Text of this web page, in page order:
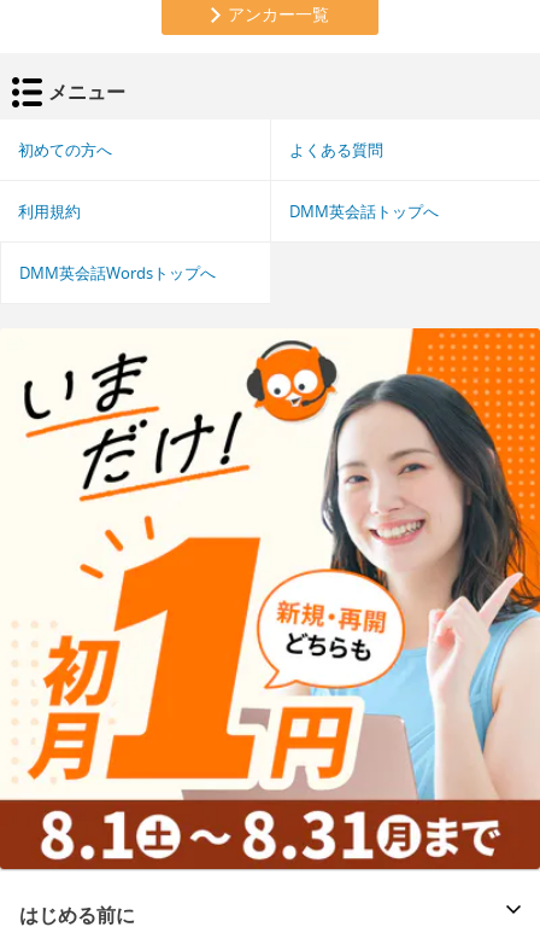
アンカー一覧
メニュー
初めての方へ よくある質問
利用規約 DMM英会話トップへ
DMM英会話Wordsトップへ
はじめる前に